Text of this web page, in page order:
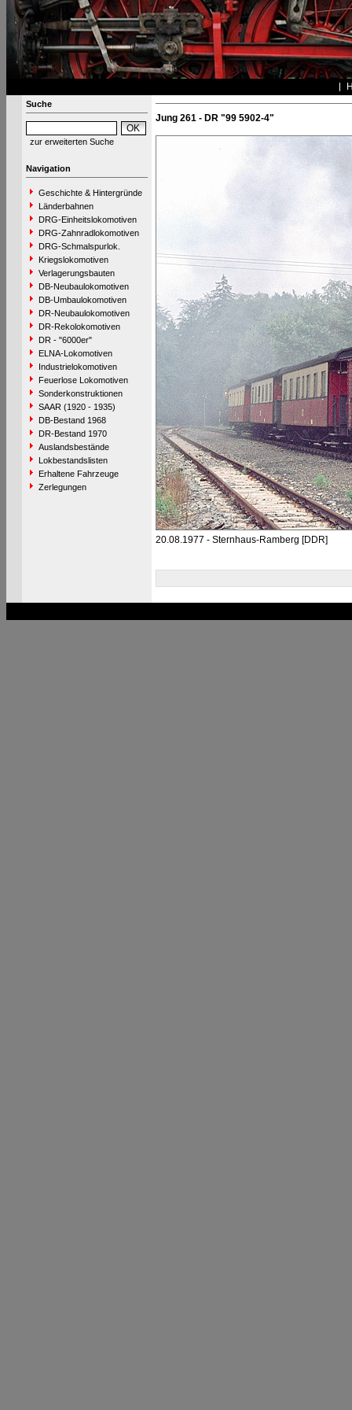
Suche
zur erweiterten Suche
Navigation
Geschichte & Hintergründe
Länderbahnen
DRG-Einheitslokomotiven
DRG-Zahnradlokomotiven
DRG-Schmalspurlok.
Kriegslokomotiven
Verlagerungsbauten
DB-Neubaulokomotiven
DB-Umbaulokomotiven
DR-Neubaulokomotiven
DR-Rekolokomotiven
DR - "6000er"
ELNA-Lokomotiven
Industrielokomotiven
Feuerlose Lokomotiven
Sonderkonstruktionen
SAAR (1920 - 1935)
DB-Bestand 1968
DR-Bestand 1970
Auslandsbestände
Lokbestandslisten
Erhaltene Fahrzeuge
Zerlegungen
Jung 261 - DR "99 5902-4"
20.08.1977 - Sternhaus-Ramberg [DDR]